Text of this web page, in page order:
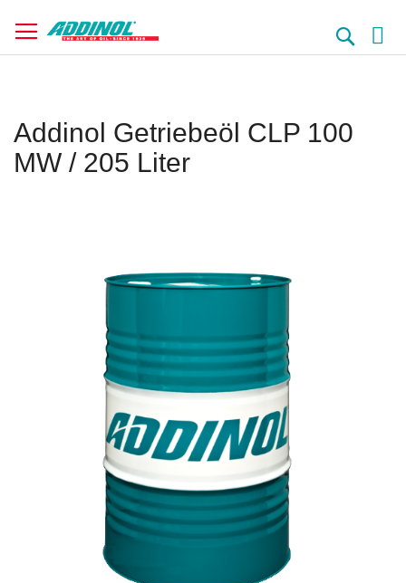
zum
Inhalt
Suche
Addinol Getriebeöl CLP 100
MW / 205 Liter